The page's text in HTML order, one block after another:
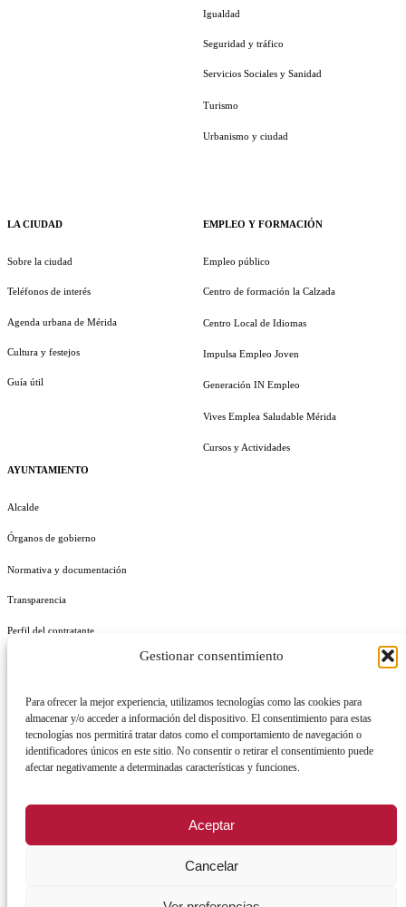
Gestionar consentimiento
Para ofrecer la mejor experiencia, utilizamos tecnologías como las cookies para
almacenar y/o acceder a información del dispositivo. El consentimiento para estas
tecnologías nos permitirá tratar datos como el comportamiento de navegación o
identificadores únicos en este sitio. No consentir o retirar el consentimiento puede
afectar negativamente a determinadas características y funciones.
Aceptar
Cancelar
LA CIUDAD
Sobre la ciudad
Teléfonos de interés
Agenda urbana de Mérida
Cultura y festejos
Guía útil
AYUNTAMIENTO
Alcalde
Órganos de gobierno
Normativa y documentación
Transparencia
Perfil del contratante
Igualdad
Seguridad y tráfico
Servicios Sociales y Sanidad
Turismo
Urbanismo y ciudad
EMPLEO Y FORMACIÓN
Empleo público
Centro de formación la Calzada
Centro Local de Idiomas
Impulsa Empleo Joven
Generación IN Empleo
Vives Emplea Saludable Mérida
Cursos y Actividades
REGISTRO DE ACTIVIDADES DE TRATAMIENTO